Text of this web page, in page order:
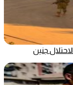
جنين